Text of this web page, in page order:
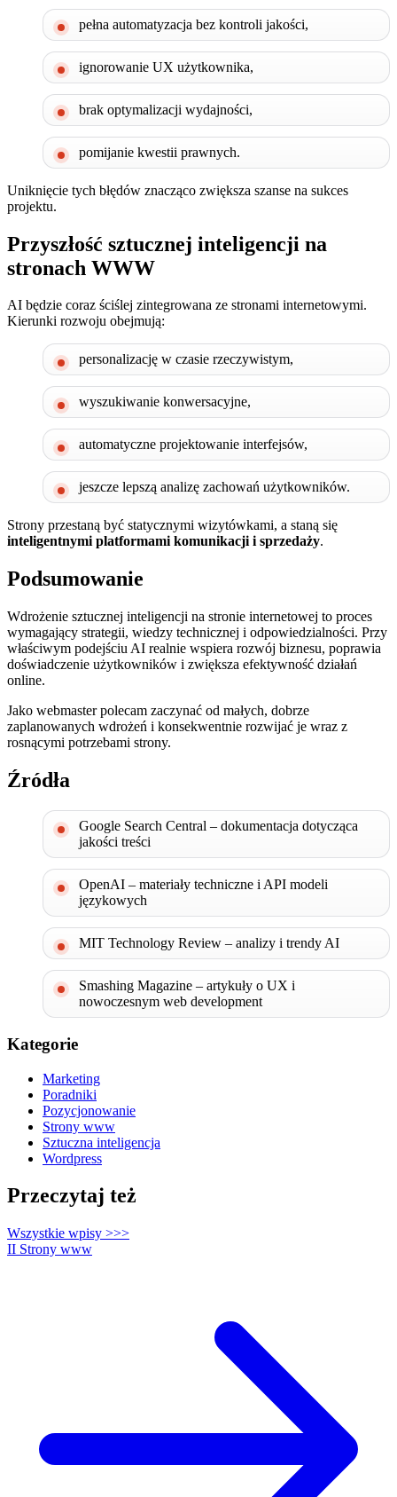
pełna automatyzacja bez kontroli jakości,
ignorowanie UX użytkownika,
brak optymalizacji wydajności,
pomijanie kwestii prawnych.
Uniknięcie tych błędów znacząco zwiększa szanse na sukces
projektu.
Przyszłość sztucznej inteligencji na
stronach WWW
AI będzie coraz ściślej zintegrowana ze stronami internetowymi.
Kierunki rozwoju obejmują:
personalizację w czasie rzeczywistym,
wyszukiwanie konwersacyjne,
automatyczne projektowanie interfejsów,
jeszcze lepszą analizę zachowań użytkowników.
Strony przestaną być statycznymi wizytówkami, a staną się
inteligentnymi platformami komunikacji i sprzedaży.
Podsumowanie
Wdrożenie sztucznej inteligencji na stronie internetowej to proces
wymagający strategii, wiedzy technicznej i odpowiedzialności. Przy
właściwym podejściu AI realnie wspiera rozwój biznesu, poprawia
doświadczenie użytkowników i zwiększa efektywność działań
online.
Jako webmaster polecam zaczynać od małych, dobrze
zaplanowanych wdrożeń i konsekwentnie rozwijać je wraz z
rosnącymi potrzebami strony.
Źródła
Google Search Central – dokumentacja dotycząca
jakości treści
OpenAI – materiały techniczne i API modeli
językowych
MIT Technology Review – analizy i trendy AI
Smashing Magazine – artykuły o UX i
nowoczesnym web development
Kategorie
Marketing
Poradniki
Pozycjonowanie
Strony www
Sztuczna inteligencja
Wordpress
Przeczytaj też
Wszystkie wpisy >>>
II Strony www